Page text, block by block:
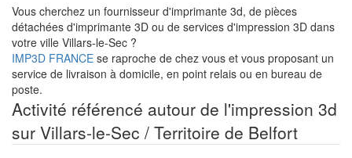
Vous cherchez un fournisseur d'imprimante 3d, de pièces
détachées d'imprimante 3D ou de services d'impression 3D dans
votre ville Villars-le-Sec ?
IMP3D FRANCE se raproche de chez vous et vous proposant un
service de livraison à domicile, en point relais ou en bureau de
poste.
Activité référencé autour de l'impression 3d
sur Villars-le-Sec / Territoire de Belfort